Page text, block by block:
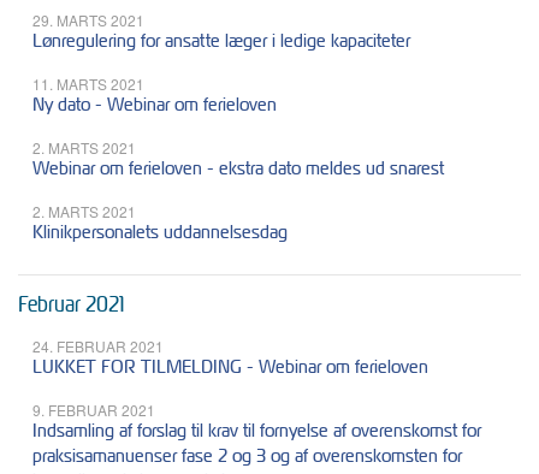
29. MARTS 2021
Lønregulering for ansatte læger i ledige kapaciteter
11. MARTS 2021
Ny dato - Webinar om ferieloven
2. MARTS 2021
Webinar om ferieloven - ekstra dato meldes ud snarest
2. MARTS 2021
Klinikpersonalets uddannelsesdag
Februar 2021
24. FEBRUAR 2021
LUKKET FOR TILMELDING - Webinar om ferieloven
9. FEBRUAR 2021
Indsamling af forslag til krav til fornyelse af overenskomst for
praksisamanuenser fase 2 og 3 og af overenskomsten for